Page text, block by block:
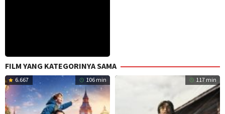
FILM YANG KATEGORINYA SAMA
6.667 106 min 117 min